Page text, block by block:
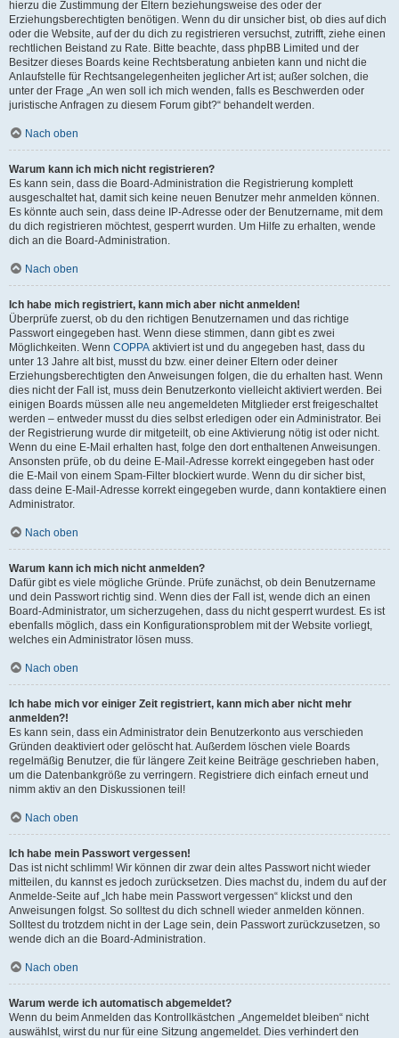
hierzu die Zustimmung der Eltern beziehungsweise des oder der
Erziehungsberechtigten benötigen. Wenn du dir unsicher bist, ob dies auf dich
oder die Website, auf der du dich zu registrieren versuchst, zutrifft, ziehe einen
rechtlichen Beistand zu Rate. Bitte beachte, dass phpBB Limited und der
Besitzer dieses Boards keine Rechtsberatung anbieten kann und nicht die
Anlaufstelle für Rechtsangelegenheiten jeglicher Art ist; außer solchen, die
unter der Frage „An wen soll ich mich wenden, falls es Beschwerden oder
juristische Anfragen zu diesem Forum gibt?“ behandelt werden.
Nach oben
Warum kann ich mich nicht registrieren?
Es kann sein, dass die Board-Administration die Registrierung komplett
ausgeschaltet hat, damit sich keine neuen Benutzer mehr anmelden können.
Es könnte auch sein, dass deine IP-Adresse oder der Benutzername, mit dem
du dich registrieren möchtest, gesperrt wurden. Um Hilfe zu erhalten, wende
dich an die Board-Administration.
Nach oben
Ich habe mich registriert, kann mich aber nicht anmelden!
Überprüfe zuerst, ob du den richtigen Benutzernamen und das richtige
Passwort eingegeben hast. Wenn diese stimmen, dann gibt es zwei
Möglichkeiten. Wenn COPPA aktiviert ist und du angegeben hast, dass du
unter 13 Jahre alt bist, musst du bzw. einer deiner Eltern oder deiner
Erziehungsberechtigten den Anweisungen folgen, die du erhalten hast. Wenn
dies nicht der Fall ist, muss dein Benutzerkonto vielleicht aktiviert werden. Bei
einigen Boards müssen alle neu angemeldeten Mitglieder erst freigeschaltet
werden – entweder musst du dies selbst erledigen oder ein Administrator. Bei
der Registrierung wurde dir mitgeteilt, ob eine Aktivierung nötig ist oder nicht.
Wenn du eine E-Mail erhalten hast, folge den dort enthaltenen Anweisungen.
Ansonsten prüfe, ob du deine E-Mail-Adresse korrekt eingegeben hast oder
die E-Mail von einem Spam-Filter blockiert wurde. Wenn du dir sicher bist,
dass deine E-Mail-Adresse korrekt eingegeben wurde, dann kontaktiere einen
Administrator.
Nach oben
Warum kann ich mich nicht anmelden?
Dafür gibt es viele mögliche Gründe. Prüfe zunächst, ob dein Benutzername
und dein Passwort richtig sind. Wenn dies der Fall ist, wende dich an einen
Board-Administrator, um sicherzugehen, dass du nicht gesperrt wurdest. Es ist
ebenfalls möglich, dass ein Konfigurationsproblem mit der Website vorliegt,
welches ein Administrator lösen muss.
Nach oben
Ich habe mich vor einiger Zeit registriert, kann mich aber nicht mehr
anmelden?!
Es kann sein, dass ein Administrator dein Benutzerkonto aus verschieden
Gründen deaktiviert oder gelöscht hat. Außerdem löschen viele Boards
regelmäßig Benutzer, die für längere Zeit keine Beiträge geschrieben haben,
um die Datenbankgröße zu verringern. Registriere dich einfach erneut und
nimm aktiv an den Diskussionen teil!
Nach oben
Ich habe mein Passwort vergessen!
Das ist nicht schlimm! Wir können dir zwar dein altes Passwort nicht wieder
mitteilen, du kannst es jedoch zurücksetzen. Dies machst du, indem du auf der
Anmelde-Seite auf „Ich habe mein Passwort vergessen“ klickst und den
Anweisungen folgst. So solltest du dich schnell wieder anmelden können.
Solltest du trotzdem nicht in der Lage sein, dein Passwort zurückzusetzen, so
wende dich an die Board-Administration.
Nach oben
Warum werde ich automatisch abgemeldet?
Wenn du beim Anmelden das Kontrollkästchen „Angemeldet bleiben“ nicht
auswählst, wirst du nur für eine Sitzung angemeldet. Dies verhindert den